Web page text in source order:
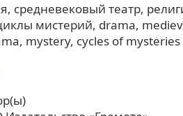
средневековый театр
мистерий drama
mystery cycles of mysteries